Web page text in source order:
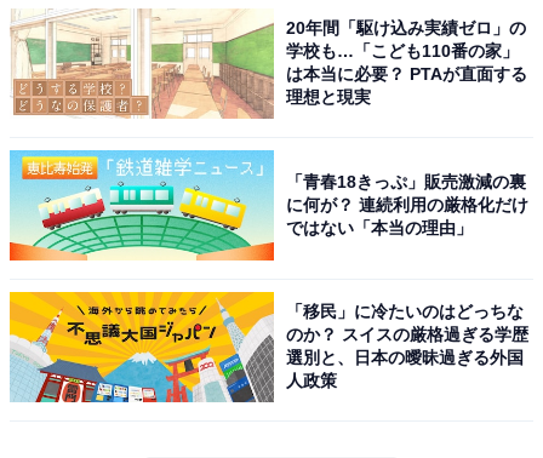
特急「かもめ」や「ソニック」に使われる885系
博多～長崎を中心に走る「かもめ」は、最大7本減では
あるけれど、休日や大型連休、夏休み等の利用の多い日
は運転する列車もあるので繁忙期や時間帯によっては、
若干の見直しといってもよさそうだ。
◆普通列車、快速列車
削減が目立つのは、地方のローカル線よりも福岡都市
20年間「駆け込み実績ゼロ」の
学校も…「こども110番の家」
は本当に必要？ PTAが直面する
理想と現実
「青春18きっぷ」販売激減の裏
に何が？ 連続利用の厳格化だけ
ではない「本当の理由」
「移民」に冷たいのはどっちな
のか？ スイスの厳格過ぎる学歴
選別と、日本の曖昧過ぎる外国
人政策